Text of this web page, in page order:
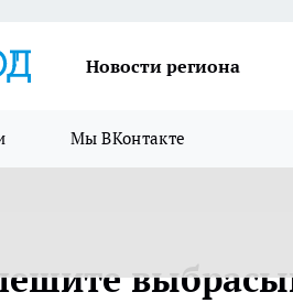
Новости региона
Мы ВКонтакте